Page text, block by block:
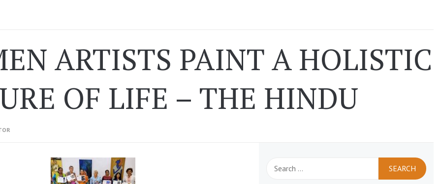
ARTISTS PAINT A HOLISTIC
OF LIFE – THE HINDU
for: